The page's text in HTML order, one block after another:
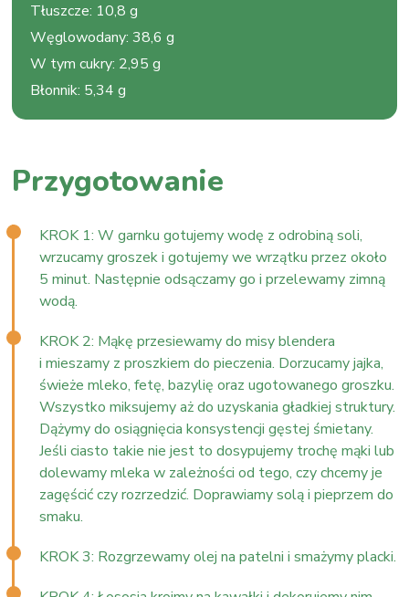
Tłuszcze: 10,8 g
Węglowodany:38,6 g
W tym cukry: 2,95 g
Błonnik: 5,34 g
Przygotowanie
KROK 1: W garnku gotujemy wodę z odrobiną soli,
wrzucamy groszek i gotujemy we wrzątku przez około
5 minut. Następnie odsączamy go i przelewamy zimną
wodą.
KROK 2: Mąkę przesiewamy do misy blendera
i mieszamy z proszkiem do pieczenia. Dorzucamy jajka,
świeże mleko, fetę, bazylię oraz ugotowanego groszku.
Wszystko miksujemy aż do uzyskania gładkiej struktury.
Dążymy do osiągnięcia konsystencji gęstej śmietany.
Jeśli ciasto takie nie jest to dosypujemy trochę mąki lub
dolewamy mleka w zależności od tego, czy chcemy je
zagęścić czy rozrzedzić. Doprawiamy solą i pieprzem do
smaku.
KROK 3: Rozgrzewamy olej na patelni i smażymy placki.